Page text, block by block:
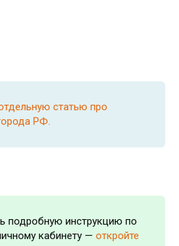
статью про
РФ.
подробную инструкцию по
кабинету — откройте